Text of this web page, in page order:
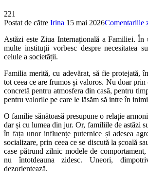
221
Postat de către Irina 15 mai 2026Comentariile
Astăzi este Ziua Internațională a Familiei. În
multe instituții vorbesc despre necesitatea
celule a societății.
Familia merită, cu adevărat, să fie protejată,
tot ceea ce are frumos și valoros. Nu doar
concretă pentru atmosfera din casă, pentru
pentru valorile pe care le lăsăm să intre în
O familie sănătoasă presupune o relație
dar și cu lumea din jur. Or, familiile de astăzi
în fața unor influențe puternice și adesea
socializare, prin ceea ce se discută la școală
case pătrund zilnic modele de
nu întotdeauna zidesc. Uneori,
dezorientează.